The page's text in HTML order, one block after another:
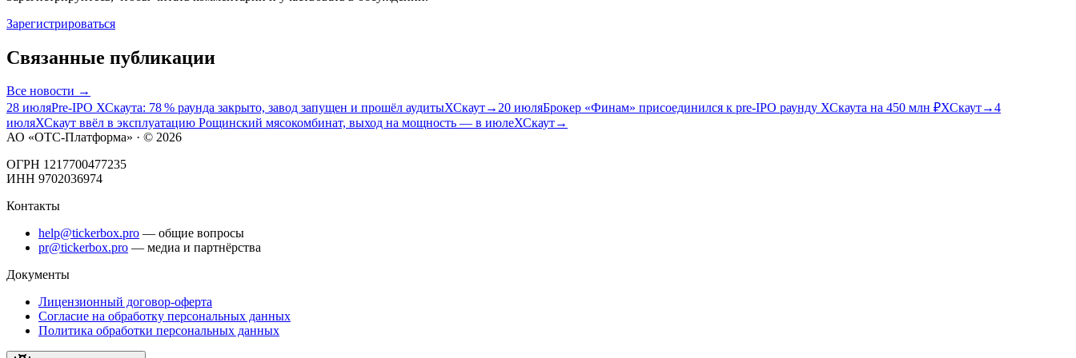
Зарегистрироваться
Связанные публикации
Все новости →
28 июляPre‑IPO ХСкаута: 78 % раунда закрыто, завод запущен и прошёл аудитыХСкаут→20 июляБрокер «Финам» присоединился к pre-IPO раунду ХСкаута на 450 млн ₽ХСкаут→4
июляХСкаут ввёл в эксплуатацию Рощинский мясокомбинат, выход на мощность — в июлеХСкаут→
АО «ОТС-Платформа» · © 2026
ОГРН 1217700477235
ИНН 9702036974
Контакты
help@tickerbox.pro — общие вопросы
pr@tickerbox.pro — медиа и партнёрства
Документы
Лицензионный договор-оферта
Согласие на обработку персональных данных
Политика обработки персональных данных